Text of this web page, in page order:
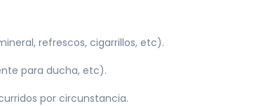
refrescos, cigarrillos, etc).
para ducha, etc).
por circunstancia.